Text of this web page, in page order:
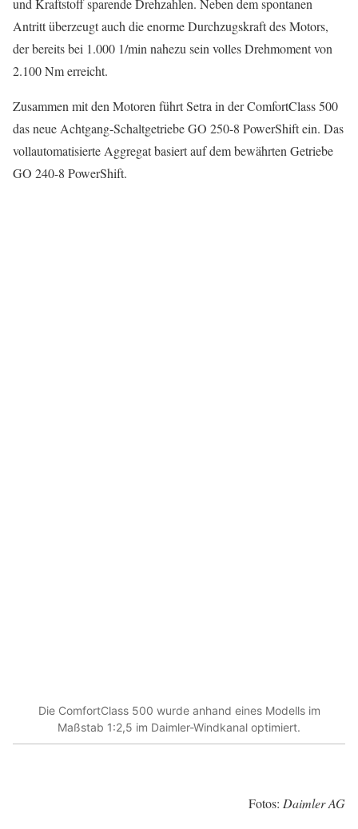
und Kraftstoff sparende Drehzahlen. Neben dem spontanen
Antritt überzeugt auch die enorme Durchzugskraft des Motors,
der bereits bei 1.000 1/min nahezu sein volles Drehmoment von
2.100 Nm erreicht.
Zusammen mit den Motoren führt Setra in der ComfortClass 500
das neue Achtgang-Schaltgetriebe GO 250-8 PowerShift ein. Das
vollautomatisierte Aggregat basiert auf dem bewährten Getriebe
GO 240-8 PowerShift.
Die ComfortClass 500 wurde anhand eines Modells im
Maßstab 1:2,5 im Daimler-Windkanal optimiert.
Fotos: Daimler AG